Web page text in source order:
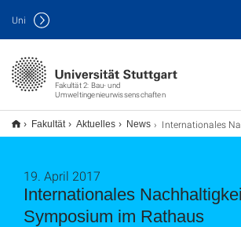
Fakultät 2: Bau- und
Umweltingenieurwissenschaften
Uni
Fakultät Aktuelles News Internationales Nachhaltigkeits-Symposium im Rathaus
Internationales
Symposium im Rathaus
19. April 2017